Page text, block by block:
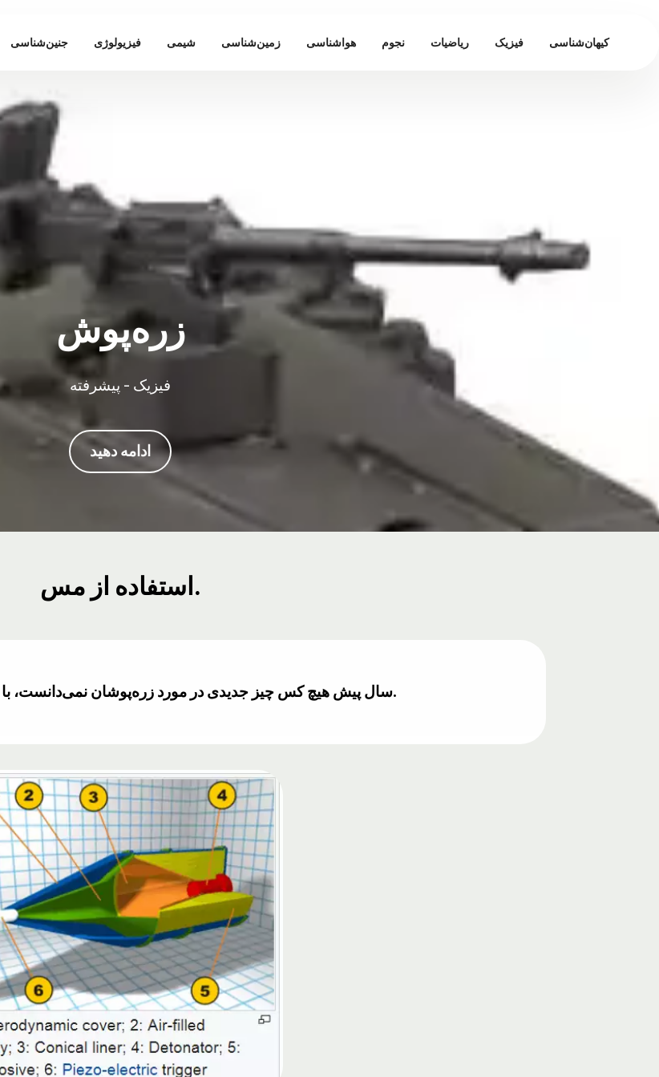
جنین‌شناسی فیزیولوژی شیمی زمین‌شناسی هواشناسی نجوم ریاضیات فیزیک کیهان‌شناسی
زره‌پوش
فیزیک - پیشرفته
ادامه دهید
استفاده از مس.
۱۴۰۰ سال پیش هیچ کس چیز جدیدی در مورد زره‌پوشان نمی‌دانست، با این حال در قرآن به آن اشاره شده است.